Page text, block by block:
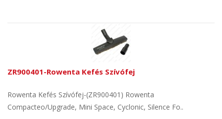
ZR900401-Rowenta Kefés Szívófej
Rowenta Kefés Szívófej-(ZR900401) Rowenta
Compacteo/Upgrade, Mini Space, Cyclonic, Silence Fo..